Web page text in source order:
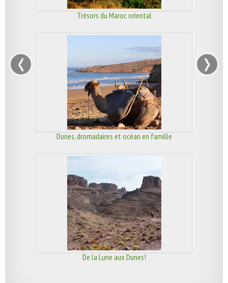
Trésors du Maroc oriental
Dunes, dromadaires et océan en famille
De la Lune aux Dunes!
‹ ›